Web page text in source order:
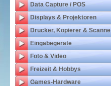
Data Capture / POS
Displays & Projektoren
Drucker, Kopierer & Scanne
Eingabegeräte
Foto & Video
Freizeit & Hobbys
Games-Hardware